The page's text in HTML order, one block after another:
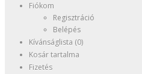
Fiókom
Regisztráció
Belépés
Kívánságlista (0)
Kosár tartalma
Fizetés